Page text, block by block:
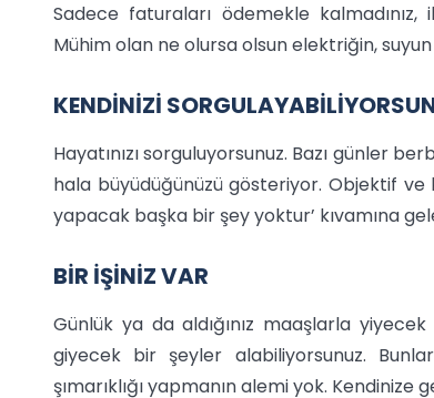
Sadece faturaları ödemekle
Mühim olan ne olursa olsun elektriğin,
KENDİNİZİ
Hayatınızı sorguluyorsunuz. Bazı günler
hala büyüdüğünüzü gösteriyor. Objektif ve
yapacak başka bir şey yoktur’ kıvamına
BİR İŞİNİZ VAR
Günlük ya da aldığınız maaşlarla
giyecek bir şeyler alabiliyorsunuz.
şımarıklığı yapmanın alemi yok. Kendinize